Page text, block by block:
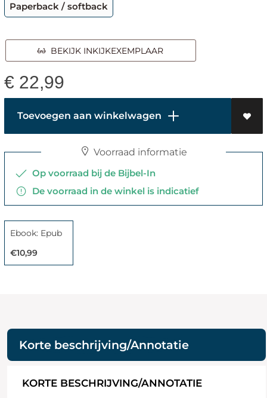
Paperback / softback
BEKIJK INKIJKEXEMPLAAR
€ 22,99
Toevoegen aan winkelwagen
Voorraad informatie
Op voorraad bij de Bijbel-In
De voorraad in de winkel is indicatief
Ebook: Epub
€10,99
Korte beschrijving/Annotatie
KORTE BESCHRIJVING/ANNOTATIE